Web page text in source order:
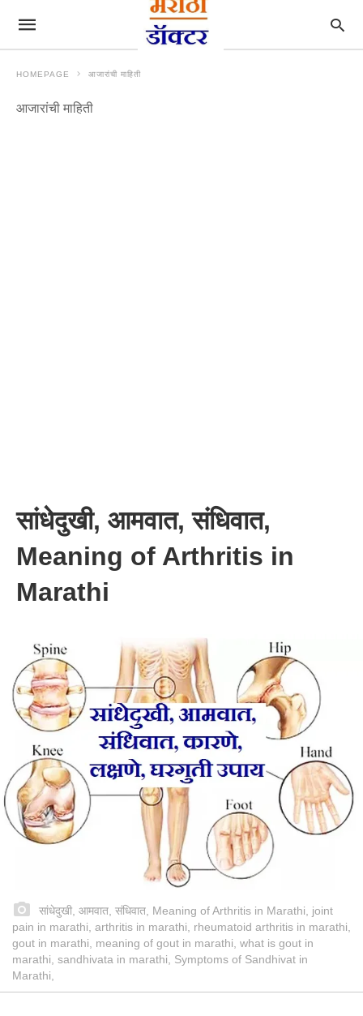
HOMEPAGE आजारांची माहिती
आजारांची माहिती
सांधेदुखी, आमवात, संधिवात,
Meaning of Arthritis in
Marathi
सांधेदुखी, आमवात, संधिवात, Meaning of Arthritis in Marathi, joint
pain in marathi, arthritis in marathi, rheumatoid arthritis in marathi,
gout in marathi, meaning of gout in marathi, what is gout in
marathi, sandhivata in marathi, Symptoms of Sandhivat in
Marathi,